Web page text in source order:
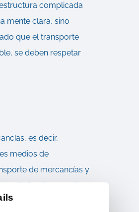
complicada
mente clara, sino
que el transporte
se deben respetar
es decir,
medios de
de mercancías y
y transporte
y mantener la